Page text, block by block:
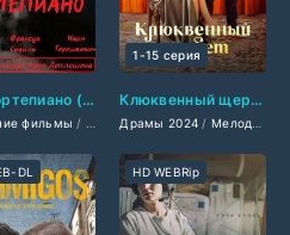
Новинки сериалов 2025/Сериалы осени
Два фортепиано (2025)
фильмы / Фильмы смотреть /Фильмы
Клюквенный щербет (2024)
Драмы 2024 / Мелодрамы 2024
1-15 серия
DL HD WEBRip